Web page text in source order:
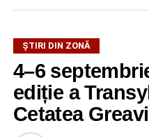
ȘTIRI DIN ZONĂ
4–6
ediție a
Cetatea